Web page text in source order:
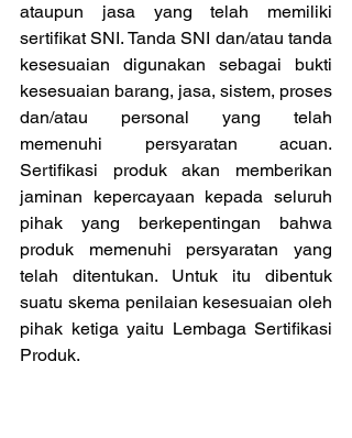
ataupun jasa yang telah memiliki
sertifikat SNI. Tanda SNI dan/atau tanda
kesesuaian digunakan sebagai bukti
kesesuaian barang, jasa, sistem, proses
dan/atau personal yang telah
memenuhi persyaratan acuan.
Sertifikasi produk akan memberikan
jaminan kepercayaan kepada seluruh
pihak yang berkepentingan bahwa
produk memenuhi persyaratan yang
telah ditentukan. Untuk itu dibentuk
suatu skema penilaian kesesuaian oleh
pihak ketiga yaitu Lembaga Sertifikasi
Produk.